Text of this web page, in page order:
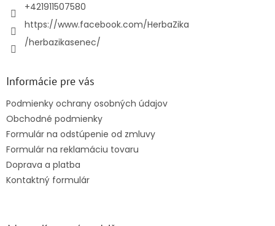
+421911507580
https://www.facebook.com/HerbaZika
/herbazikasenec/
Informácie pre vás
Podmienky ochrany osobných údajov
Obchodné podmienky
Formulár na odstúpenie od zmluvy
Formulár na reklamáciu tovaru
Doprava a platba
Kontaktný formulár